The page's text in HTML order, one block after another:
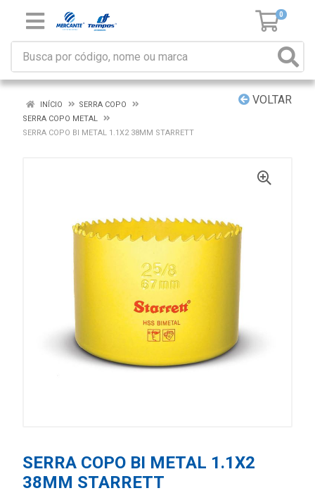
0
VOLTAR
INÍCIO
SERRA COPO
SERRA COPO METAL
SERRA COPO BI METAL 1.1X2 38MM STARRETT
SERRA COPO BI METAL 1.1X2
38MM STARRETT